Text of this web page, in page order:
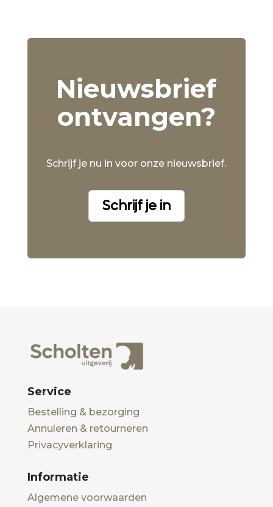
Nieuwsbrief
ontvangen?
Schrijf je nu in voor onze nieuwsbrief.
Schrijf je in
Service
Bestelling & bezorging
Annuleren & retourneren
Privacyverklaring
Informatie
Algemene voorwaarden